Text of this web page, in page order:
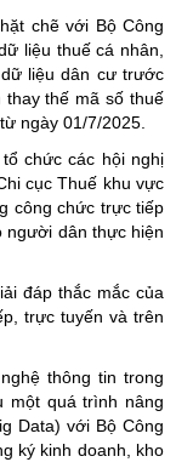
chẽ với Bộ Công
liệu thuế cá nhân,
liệu dân cư trước
thế mã số thuế
ngày 01/7/2025.
chức các hội nghị
cục Thuế khu vực
công chức trực tiếp
người dân thực hiện
đáp thắc mắc của
trực tuyến và trên
thông tin trong
một quá trình nâng
Data) với Bộ Công
ký kinh doanh, kho